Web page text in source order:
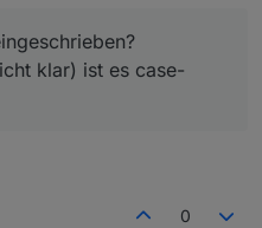
klar) ist es case-
0